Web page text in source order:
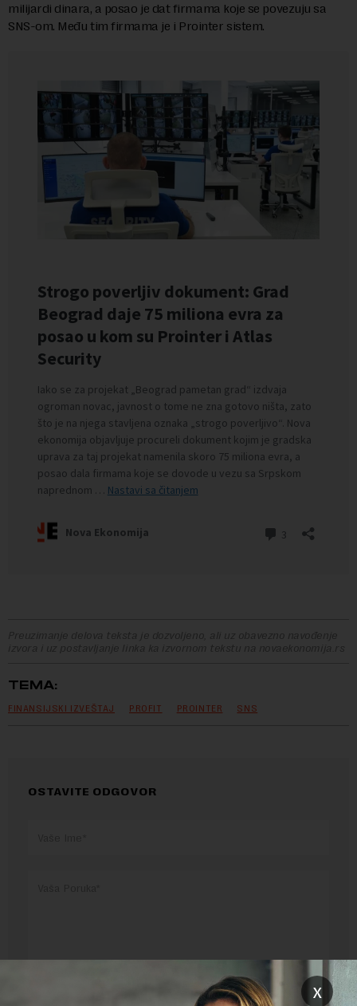
milijardi dinara, a posao je dat firmama koje se povezuju sa
SNS-om. Među tim firmama je i Prointer sistem.
Preuzimanje delova teksta je dozvoljeno, ali uz obavezno navođenje
izvora i uz postavljanje linka ka izvornom tekstu na novaekonomija.rs
TEMA:
FINANSIJSKI IZVEŠTAJ PROFIT PROINTER SNS
OSTAVITE ODGOVOR
Pre slanja komentara, molimo vas da se upoznate sa
pravilima komentarisanja i pravilima korišćenja sajta.
x